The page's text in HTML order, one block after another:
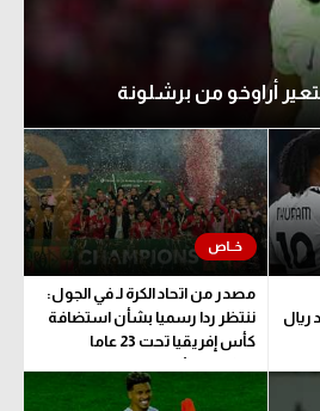
أراوخو من برشلونة
مصدر من اتحاد الكرة لـ في الجول:
ننتظر ردا رسميا بشأن استضافة
كأس إفريقيا تحت 23 عاما
المؤهلة للأولمبياد